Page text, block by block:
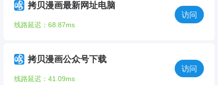
拷贝漫画最新网址电脑
线路延迟：68.87ms
访问
拷贝漫画公众号下载
线路延迟：41.09ms
访问